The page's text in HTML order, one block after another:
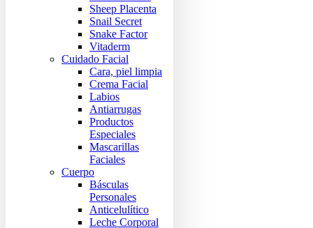
Sheep Placenta
Snail Secret
Snake Factor
Vitaderm
Cuidado Facial
Cara, piel limpia
Crema Facial
Labios
Antiarrugas
Productos
Especiales
Mascarillas
Faciales
Cuerpo
Básculas
Personales
Anticelulítico
Leche Corporal